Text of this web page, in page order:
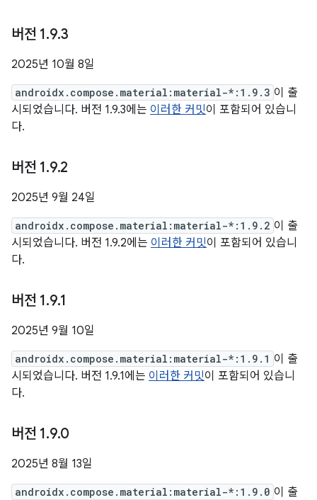
버전 1.9.3
2025년 10월 8일
androidx.compose.material:material-*:1.9.3 이 출
시되었습니다. 버전 1.9.3에는 이러한 커밋이 포함되어 있습니
다.
버전 1.9.2
2025년 9월 24일
androidx.compose.material:material-*:1.9.2 이 출
시되었습니다. 버전 1.9.2에는 이러한 커밋이 포함되어 있습니
다.
버전 1.9.1
2025년 9월 10일
androidx.compose.material:material-*:1.9.1 이 출
시되었습니다. 버전 1.9.1에는 이러한 커밋이 포함되어 있습니
다.
버전 1.9.0
2025년 8월 13일
androidx.compose.material:material-*:1.9.0 이 출